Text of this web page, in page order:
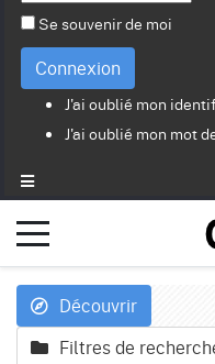
Se souvenir de moi
Connexion
J'ai oublié mon
J'ai oublié mon mot
Découvrir
Filtres de